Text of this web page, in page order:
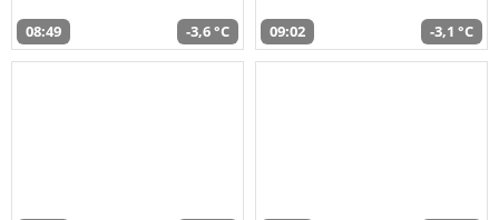
08:49 -3,6 °C 09:02 -3,1 °C